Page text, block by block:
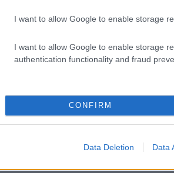
I want to allow Google to enable storage
I want to allow Google to enable storage
authentication functionality and fraud
CONFIRM
Data Deletion Data